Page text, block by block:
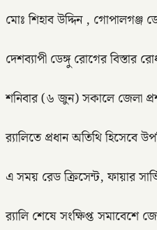
মোঃ শিহাব উদ্দিন , গোপালগঞ্জ
দেশব্যাপী ডেঙ্গু রোগের বিস্তার
শনিবার (৬ জুন) সকালে জেলা
র‍্যালিতে প্রধান অতিথি হিসেবে
এ সময় রেড ক্রিসেন্ট, ফায়ার
র‍্যালি শেষে সংক্ষিপ্ত সমাবেশে